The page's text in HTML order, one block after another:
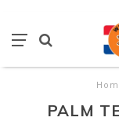
PALM